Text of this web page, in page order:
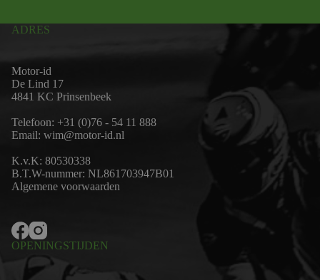
ADRES
Motor-id
De Lind 17
4841 KC Prinsenbeek
Telefoon: +31 (0)76 - 54 11 888
Email: wim@motor-id.nl
K.v.K: 80530338
B.T.W-nummer: NL861703947B01
Algemene voorwaarden
OPENINGSTIJDEN